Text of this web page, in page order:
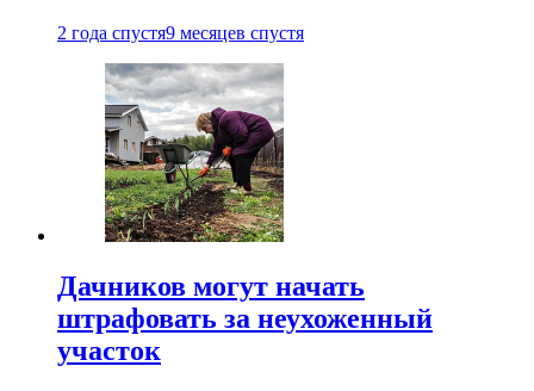
2 года спустя9 месяцев спустя
Дачников могут начать
штрафовать за неухоженный
участок